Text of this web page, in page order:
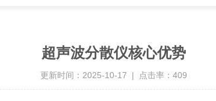
超声波分散仪核心优势
更新时间：2025-10-17 | 点击率：409